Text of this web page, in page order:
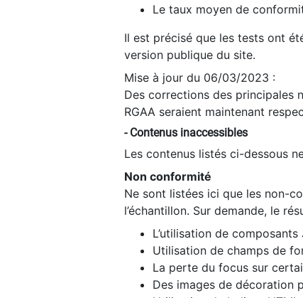
Le taux moyen de
Il est précisé que les tests ont
version publique du site.
Mise à jour du 06/03/2023 :
Des corrections des principales
RGAA seraient maintenant
- Contenus inaccessibles
Les contenus listés ci-dessous
Non conformité
Ne sont listées ici que les non-
l’échantillon. Sur demande, le
L’utilisation de
Utilisation de champs de
La perte du focus sur
Des images de décoration